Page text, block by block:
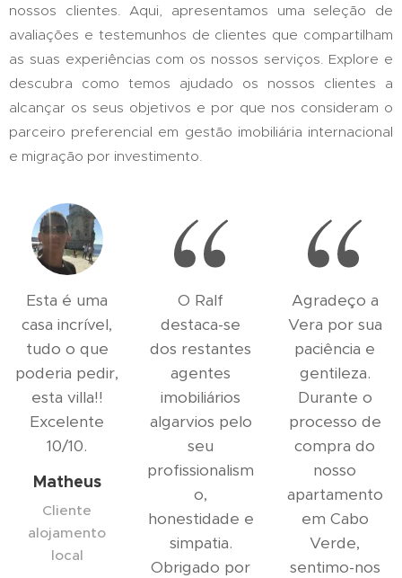
nossos clientes. Aqui, apresentamos uma seleção de
avaliações e testemunhos de clientes que compartilham
as suas experiências com os nossos serviços. Explore e
descubra como temos ajudado os nossos clientes a
alcançar os seus objetivos e por que nos consideram o
parceiro preferencial em gestão imobiliária internacional
e migração por investimento.
Esta é uma
casa incrível,
tudo o que
poderia pedir,
esta villa!!
Excelente
10/10.
Matheus
Cliente
alojamento
local
O Ralf
destaca-se
dos restantes
agentes
imobiliários
algarvios pelo
seu
profissionalism
o,
honestidade e
simpatia.
Obrigado por
Agradeço a
Vera por sua
paciência e
gentileza.
Durante o
processo de
compra do
nosso
apartamento
em Cabo
Verde,
sentimo-nos